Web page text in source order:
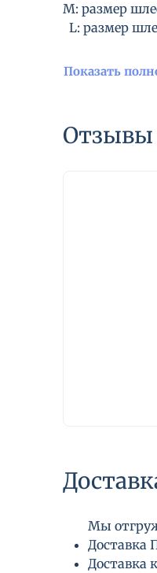
M: размер
L: размер
Показать
Отзывы
Мы
Доставка
Доставка